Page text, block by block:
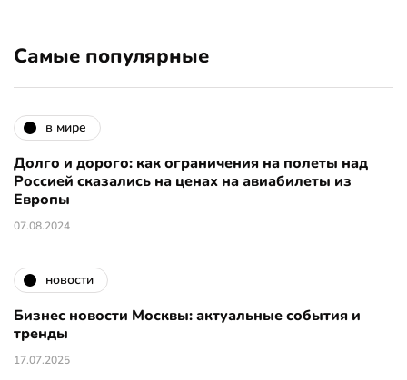
Самые популярные
в мире
Долго и дорого: как ограничения на полеты над
Россией сказались на ценах на авиабилеты из
Европы
07.08.2024
новости
Бизнес новости Москвы: актуальные события и
тренды
17.07.2025